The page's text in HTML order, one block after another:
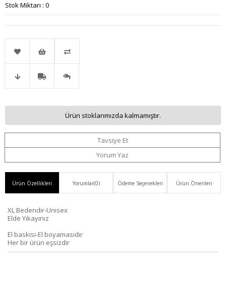
Stok Miktarı : 0
Favorilere İstek
Ekle
Karşılaştır
Düşünce
Ver
Bedava Haber
Ürün stoklarımızda kalmamıştır.
Tavsiye Et
Yorum Yaz
Ürün Özellikleri Yorumlar(0) Ödeme Seçenekleri Ürün Önerileri
XL Bedendir-Unisex
Elde Yıkayınız
El baskısı-El boyamasıdır
Her bir ürün eşsizdir